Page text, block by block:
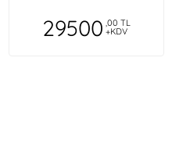
29500 ,00 TL
+KDV